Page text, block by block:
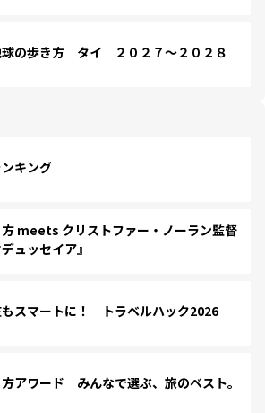
の歩き方 タイ ２０２７～２０２８
キング
meets クリストファー・ノーラン監督
ュッセイア』
スマートに！ トラベルハック2026
アワード みんなで選ぶ、旅のベスト。